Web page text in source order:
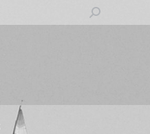
Recherche
: